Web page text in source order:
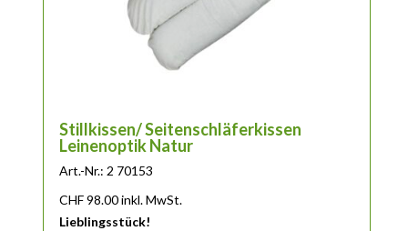
Stillkissen/ Seitenschläferkissen
Leinenoptik Natur
Art.-Nr.: 2 70153
CHF98.00 inkl. MwSt.
Lieblingsstück!